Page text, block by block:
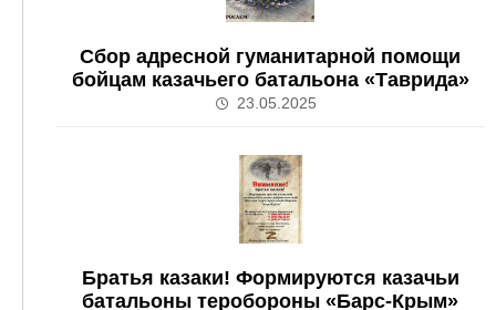
Сбор адресной гуманитарной помощи
бойцам казачьего батальона «Таврида»
23.05.2025
Братья казаки! Формируются казачьи
батальоны теробороны «Барс-Крым»